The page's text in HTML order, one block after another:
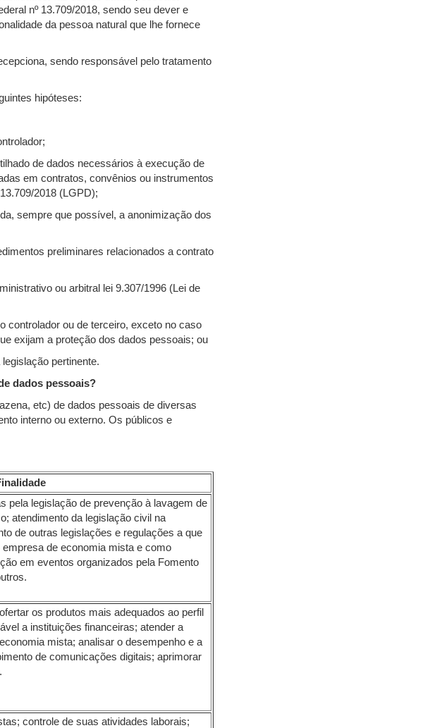
nº 13.709/2018, sendo seu dever e
da pessoa natural que lhe fornece
sendo responsável pelo tratamento
hipóteses:
de dados necessários à execução de
em contratos, convênios ou instrumentos
2018 (LGPD);
sempre que possível, a anonimização dos
preliminares relacionados a contrato
ou arbitral lei 9.307/1996 (Lei de
controlador ou de terceiro, exceto no caso
exijam a proteção dos dados pessoais; ou
pertinente.
dados pessoais?
etc) de dados pessoais de diversas
interno ou externo. Os públicos e
pela legislação de prevenção à lavagem de
atendimento da legislação civil na
de outras legislações e regulações a que
de economia mista e como
em eventos organizados pela Fomento
os produtos mais adequados ao perfil
a instituições financeiras; atender a
mista; analisar o desempenho e a
de comunicações digitais; aprimorar
controle de suas atividades laborais;